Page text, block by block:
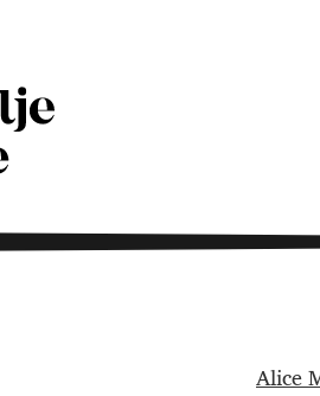
Alice